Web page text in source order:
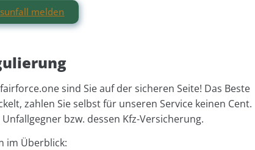
melden
sind Sie auf der sicheren Seite! Das Beste
zahlen Sie selbst für unseren Service keinen Cent.
bzw. dessen Kfz-Versicherung.
im Überblick: